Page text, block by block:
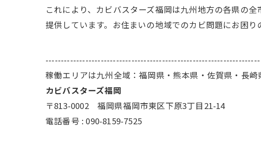
これにより、カビバスターズ福岡は九州地方の各県の
提供しています。お住まいの地域でのカビ問題にお困り
----------------------------------------------------------------------
稼働エリアは九州全域：福岡県・熊本県・佐賀県・長
カビバスターズ福岡
〒813-0002 福岡県福岡市東区下原3丁目21-14
電話番号 : 090-8159-7525